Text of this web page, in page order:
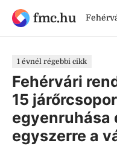
fmc.hu
1 évnél régebbi cikk
Fehérvári
15
egyenruhása
egyszerre a